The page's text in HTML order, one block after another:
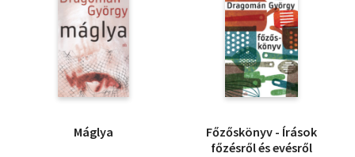
Máglya
Főzőskönyv - Írások
főzésről és evésről